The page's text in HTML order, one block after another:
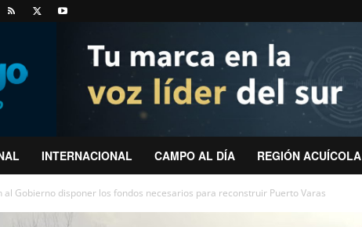
INTERNACIONAL CAMPO AL DÍA REGIÓN ACUÍCOLA
al Gobierno disponer los fondos necesarios para reconstruir Puerto Varas